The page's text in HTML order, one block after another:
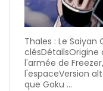
Thales : Le Saiyan
l'armée de
l'espaceVersion
que Goku ...